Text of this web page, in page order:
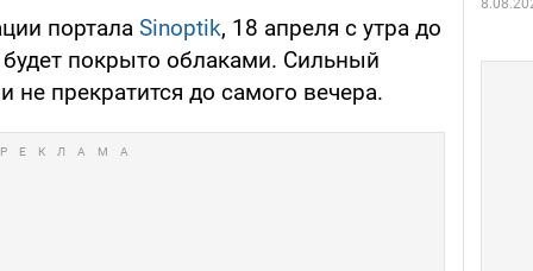
портала Sinoptik, 18 апреля с утра до
покрыто облаками. Сильный
не прекратится до самого вечера.